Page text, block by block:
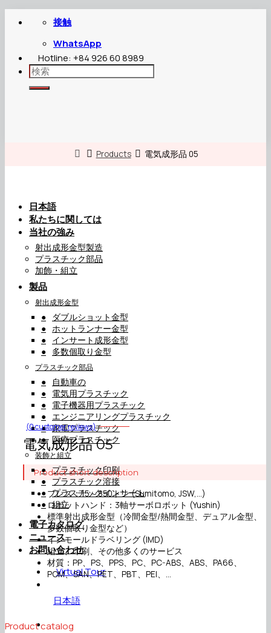
接触
WhatsApp
Hotline: +84 926 60 8989
Search
日本語
私たちに関しては
当社の強み
射出成形金型製造
プラスチック部品
加飾・組立
製品
射出成形金型
ダブルショット金型
ホットランナー金型
インサート成形金型
多数個取り金型
プラスチック部品
自動車の
電気用プラスチック
電子機器用プラスチック
エンジニアリングプラスチック
家電プラスチック
医療プラスチック
装飾と組立
プラスチック印刷
プラスチック溶接
プラスチックインサート
組立
電子カタログ
ニュース
お問い合わせ
Virtual Tour
日本語
Products 電気成形品 05
(0customer reviews)
電気成形品 05
Product short description
プレス：15～850トン (Sumitomo, JSW,…)
ロボットハンド：3軸サーボロボット (Yushin)
標準射出成形金型（冷間金型/熱間金型、デュアル金型、
多数個取り金型など）
インモールドラベリング (IMD)
組立、印刷、その他多くのサービス
材質：PP、PS、PPS、PC、PC-ABS、ABS、PA66、
POM、SAN、PET、PBT、PEI、…
Product catalog